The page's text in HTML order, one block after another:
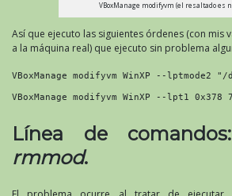
VBoxManage modifyvm (el resaltado es
Así que ejecuto las siguientes órdenes (con mis
a la máquina real) que ejecuto sin problema
VBoxManage modifyvm WinXP --lptmode2
VBoxManage modifyvm WinXP --lpt1 0x378 7
Línea de
rmmod.